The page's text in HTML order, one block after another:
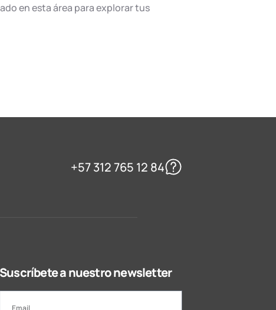
en esta área para explorar tus
+57 312 765 12 84
Suscríbete a nuestro newsletter